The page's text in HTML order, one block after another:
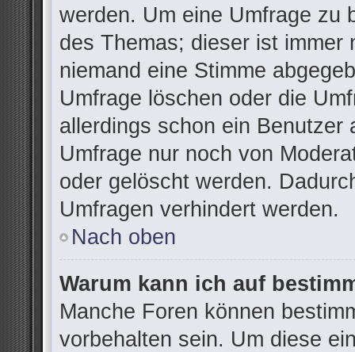
werden. Um eine Umfrage zu
des Themas; dieser ist immer
niemand eine Stimme
Umfrage löschen oder die
allerdings schon ein Benutzer
Umfrage nur noch von
oder gelöscht werden.
Umfragen verhindert werden.
Nach oben
Warum kann ich auf
Manche Foren können
vorbehalten sein. Um diese